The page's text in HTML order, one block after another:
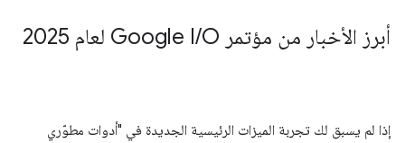
أبرز الأخبار من مؤتمر Google I /O لعام 2025
إذا لم يسبق لك تجربة الميزات الرئيسية الجديدة في "أدوات مطوّري